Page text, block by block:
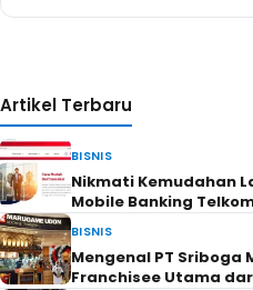
Artikel Terbaru
BISNIS
Nikmati Kemudahan
Mobile Banking
BISNIS
Mengenal PT Sriboga
Franchisee Utama